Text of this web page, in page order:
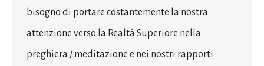
bisogno di portare costantemente la nostra
attenzione verso la Realtà Superiore nella
preghiera / meditazione e nei nostri rapporti